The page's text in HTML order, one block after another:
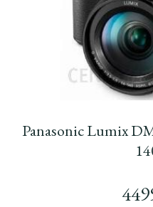
Panasonic Lumix